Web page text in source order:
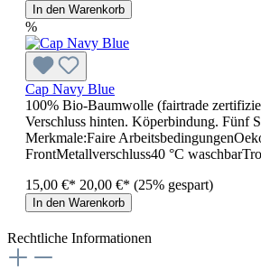
In den Warenkorb
%
Cap Navy Blue
100% Bio-Baumwolle (fairtrade
Verschluss hinten. Köperbindung. Fünf
Merkmale:Faire
FrontMetallverschluss40 °C
15,00 €* 20,00 €* (25% gespart)
In den Warenkorb
Rechtliche Informationen